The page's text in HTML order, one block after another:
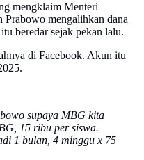
mengklaim Menteri
Prabowo mengalihkan dana
beredar sejak pekan lalu.
di Facebook. Akun itu
supaya MBG kita
15 ribu per siswa.
1 bulan, 4 minggu x 75